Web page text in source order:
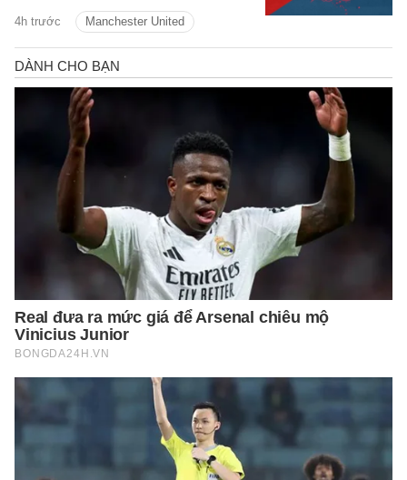
4h trước Manchester United